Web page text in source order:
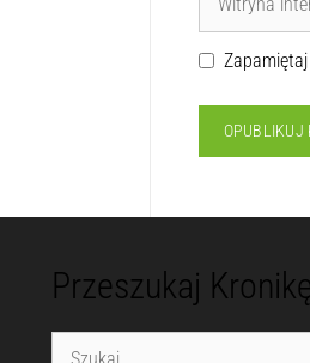
Przeszukaj Kronikę